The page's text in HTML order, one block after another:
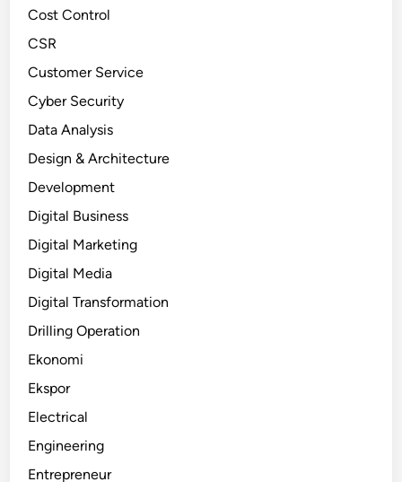
Cost Control
CSR
Customer Service
Cyber Security
Data Analysis
Design & Architecture
Development
Digital Business
Digital Marketing
Digital Media
Digital Transformation
Drilling Operation
Ekonomi
Ekspor
Electrical
Engineering
Entrepreneur